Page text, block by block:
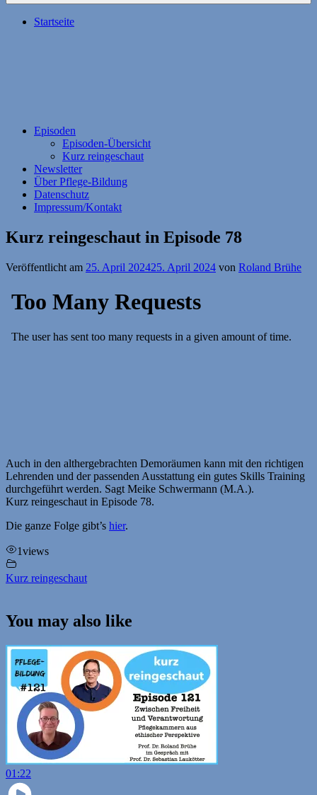
Startseite
Episoden
Episoden-Übersicht
Kurz reingeschaut
Newsletter
Über Pflege-Bildung
Datenschutz
Impressum/Kontakt
Kurz reingeschaut in Episode 78
Veröffentlicht am 25. April 202425. April 2024 von Roland Brühe
Auch in den althergebrachten Demoräumen kann mit den richtigen
Lehrenden und der passenden Ausstattung ein gutes Skills Training
durchgeführt werden. Sagt Meike Schwermann (M.A.).
Kurz reingeschaut in Episode 78.
Die ganze Folge gibt’s hier.
1views
Kurz reingeschaut
You may also like
01:22